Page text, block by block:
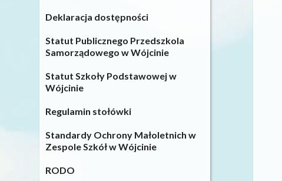
Deklaracja dostępności
Statut Publicznego Przedszkola
Samorządowego w Wójcinie
Statut Szkoły Podstawowej w
Wójcinie
Regulamin stołówki
Standardy Ochrony Małoletnich w
Zespole Szkół w Wójcinie
RODO